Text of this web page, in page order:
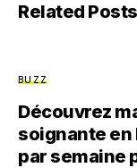
Related Posts
BUZZ
Découvrez
soignante en
par semaine